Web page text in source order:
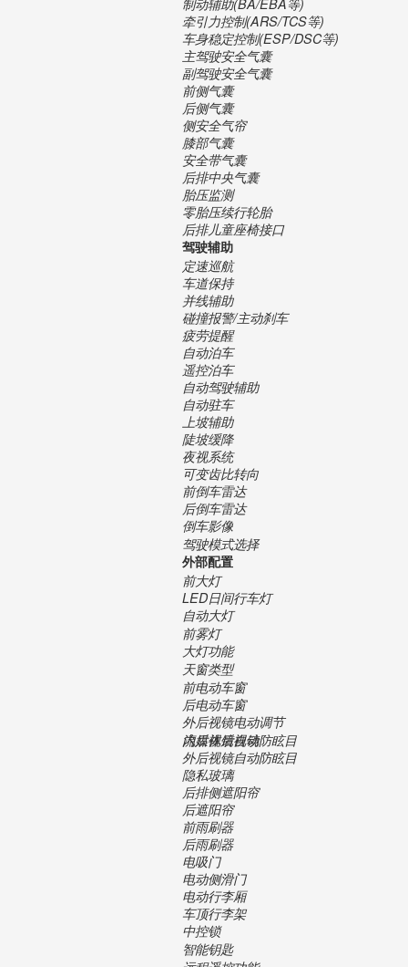
牵引力控制(ARS/TCS等)
车身稳定控制(ESP/DSC等)
主驾驶安全气囊
副驾驶安全气囊
前侧气囊
后侧气囊
侧安全气帘
膝部气囊
安全带气囊
后排中央气囊
胎压监测
零胎压续行轮胎
后排儿童座椅接口
驾驶辅助
定速巡航
车道保持
并线辅助
碰撞报警/主动刹车
疲劳提醒
自动泊车
遥控泊车
自动驾驶辅助
自动驻车
上坡辅助
陡坡缓降
夜视系统
可变齿比转向
前倒车雷达
后倒车雷达
倒车影像
驾驶模式选择
外部配置
前大灯
LED日间行车灯
自动大灯
前雾灯
大灯功能
天窗类型
前电动车窗
后电动车窗
外后视镜电动调节
内后视镜自动防眩目
流媒体后视镜
外后视镜自动防眩目
隐私玻璃
后排侧遮阳帘
后遮阳帘
前雨刷器
后雨刷器
电吸门
电动侧滑门
电动行李厢
车顶行李架
中控锁
智能钥匙